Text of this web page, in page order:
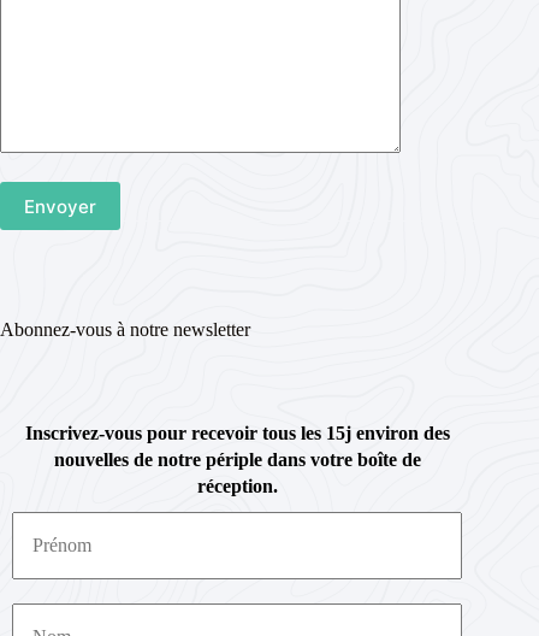
Abonnez-vous à notre newsletter
Inscrivez-vous pour recevoir tous les 15j environ des
nouvelles de notre périple dans votre boîte de
réception.